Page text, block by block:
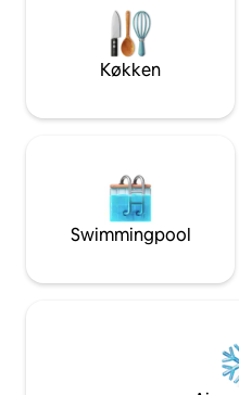
eftermiddagsdrinks. På
allergier kan jeg desværre
imod kæledyr.
Køkken
Swimmingpool